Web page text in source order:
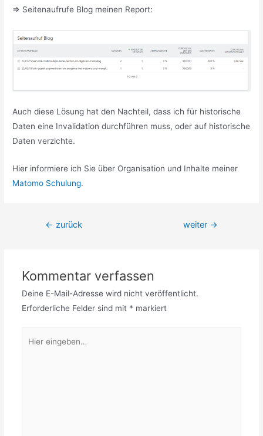
=> Seitenaufrufe Blog meinen Report:
Auch diese Lösung hat den Nachteil, dass ich für historische
Daten eine Invalidation durchführen muss, oder auf historische
Daten verzichte.
Hier informiere ich Sie über Organisation und Inhalte meiner
Matomo Schulung.
Beitragsnavigation
← zurück weiter →
Kommentar verfassen
Deine E-Mail-Adresse wird nicht veröffentlicht.
Erforderliche Felder sind mit * markiert
eingeben…